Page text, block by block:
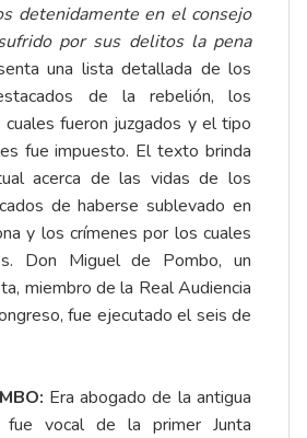
detenidamente en el consejo
por sus delitos la pena
una lista detallada de los
de la rebelión, los
fueron juzgados y el tipo
fue impuesto. El texto brinda
acerca de las vidas de los
de haberse sublevado en
y los crímenes por los cuales
Don Miguel de Pombo, un
miembro de la Real Audiencia
fue ejecutado el seis de
Era abogado de la antigua
fue vocal de la primer Junta